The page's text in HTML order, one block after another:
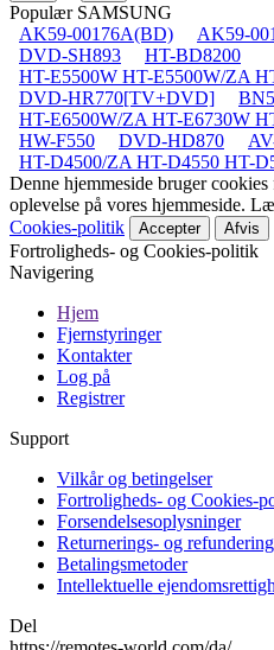
Populær SAMSUNG
AK59-00176A(BD)
AK59-
DVD-SH893
HT-BD8200
HT-E5500W HT-E5500W/ZA
DVD-HR770[TV+DVD]
HT-E6500W/ZA HT-E6730W
HW-F550
DVD-HD870
HT-D4500/ZA HT-D4550 HT-
Denne hjemmeside bruger
oplevelse på vores hjemmeside.
Cookies-politik
Accepter Afvis
Fortroligheds- og Cookies-politik
Navigering
Hjem
Fjernstyringer
Kontakter
Log på
Registrer
Support
Vilkår og betingelser
Fortroligheds- og Cookies-
Forsendelsesoplysninger
Returnerings- og
Betalingsmetoder
Intellektuelle
Del